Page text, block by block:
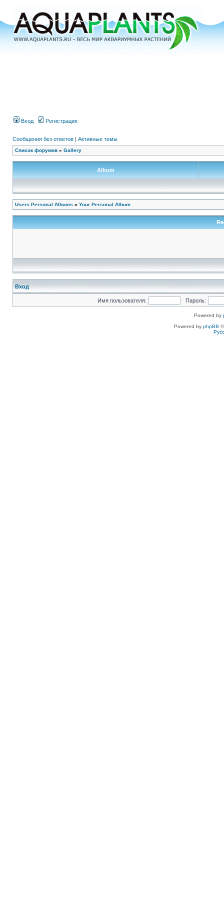
Вход Регистрация
Сообщения без ответов | Активные темы
Список форумов » Gallery
Album
Users Personal Albums » Your Personal Album
Вход
Имя пользователя: Пароль:
Powered by
Powered by phpBB